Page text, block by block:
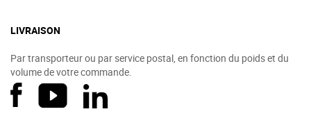
LIVRAISON
Par transporteur ou par service postal, en fonction du poids et du
volume de votre commande.